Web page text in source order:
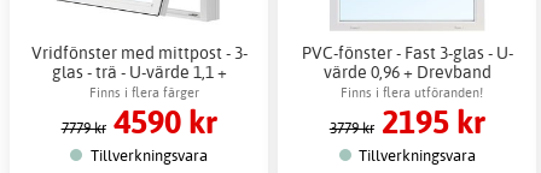
Vridfönster med mittpost - 3-
glas - trä - U-värde 1,1 +
Drevband
Finns i flera färger
7779 kr 4590 kr
Tillverkningsvara
PVC-fönster - Fast 3-glas - U-
värde 0,96 + Drevband
Finns i flera utföranden!
3779 kr 2195 kr
Tillverkningsvara